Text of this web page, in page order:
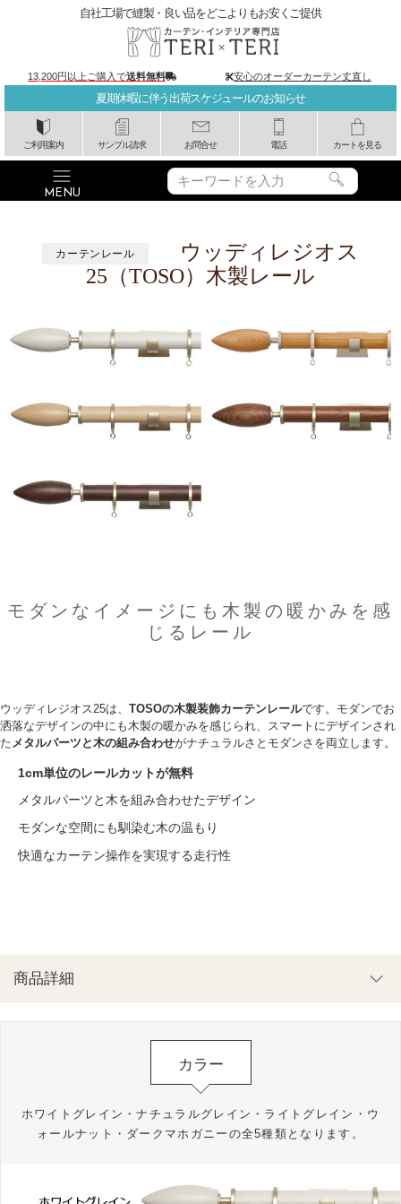
夏期休暇に伴う出荷スケジュールのお知らせ
ご利用案内 サンプル請求 お問合せ 電話 カートを見る
自社工場で縫製・良い品をどこよりもお安くご提供
13,200円以上ご購入で送料無料 安心のオーダーカーテン丈直し
モダンなイメージにも木製の暖かみを感
じるレール
カーテンレール
ウッディレジオス
25（TOSO）木製レール
ウッディレジオス25は、 TOSOの木製装飾カーテンレールです。モダンでお
洒落なデザインの中にも木製の暖かみを感じられ、スマートにデザインされ
たメタルパーツと木の組み合わせがナチュラルさとモダンさを両立します。
1cm単位のレールカットが無料
メタルパーツと木を組み合わせたデザイン
モダンな空間にも馴染む木の温もり
快適なカーテン操作を実現する走行性
商品詳細
カラー
ホワイトグレイン・ナチュラルグレイン・ライトグレイン・ウ
ォールナット・ダークマホガニーの全5種類となります。